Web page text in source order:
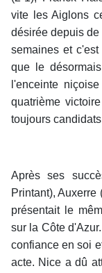
vite les Aiglons
désirée depuis
semaines et
que le
l'enceinte
quatrième
toujours
Après ses
Printant), Auxerre
présentait le
sur la Côte
confiance en soi
acte. Nice a dû